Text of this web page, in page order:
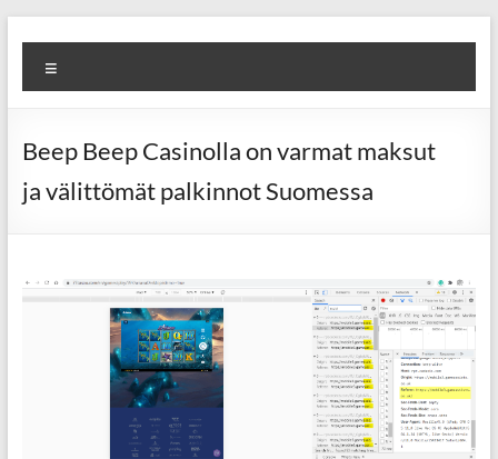
to
content
Diva
Aura
Pusat
Layanan
Buka
Beep Beep Casinolla on varmat maksut
ja välittömät palkinnot Suomessa